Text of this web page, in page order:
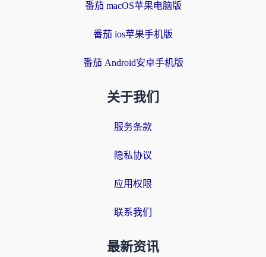
番茄 macOS苹果电脑版
番茄 ios苹果手机版
番茄 Android安卓手机版
关于我们
服务条款
隐私协议
应用权限
联系我们
最新资讯